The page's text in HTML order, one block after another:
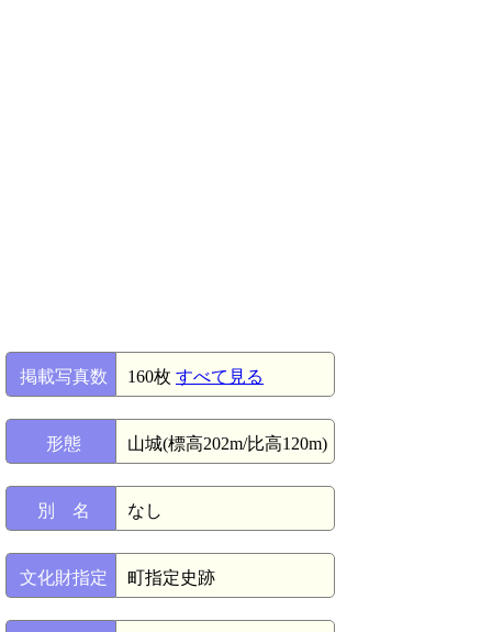
掲載写真数 160枚 すべて見る
形態 山城(標高202m/比高120m)
別 名 なし
文化財指定 町指定史跡